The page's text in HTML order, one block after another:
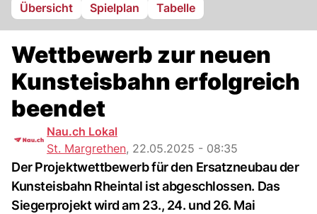
Übersicht Spielplan Tabelle
Wettbewerb zur neuen
Kunsteisbahn erfolgreich
beendet
Nau.ch Lokal
St. Margrethen, 22.05.2025 - 08:35
Der Projektwettbewerb für den Ersatzneubau der
Kunsteisbahn Rheintal ist abgeschlossen. Das
Siegerprojekt wird am 23., 24. und 26. Mai